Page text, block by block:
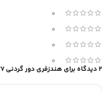
0
0
0
0
2 دیدگاه برای هندزفری دور گردنی Earldom BH77